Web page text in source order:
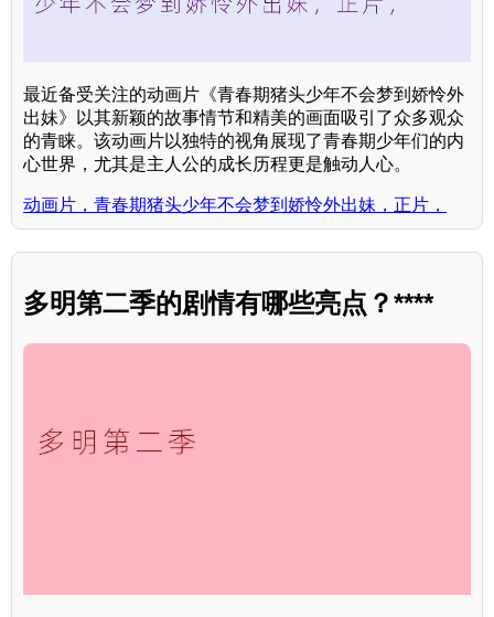
最近备受关注的动画片《青春期猪头少年不会梦到娇怜外
出妹》以其新颖的故事情节和精美的画面吸引了众多观众
的青睐。该动画片以独特的视角展现了青春期少年们的内
心世界，尤其是主人公的成长历程更是触动人心。
动画片，青春期猪头少年不会梦到娇怜外出妹，正片，
多明第二季的剧情有哪些亮点？****